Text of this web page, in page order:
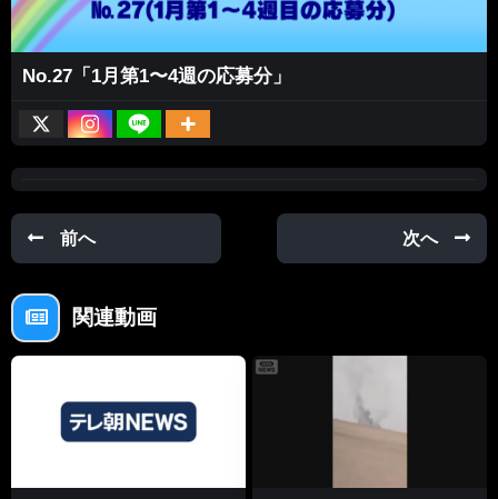
No.27「1月第1〜4週の応募分」
前へ 次へ
関連動画